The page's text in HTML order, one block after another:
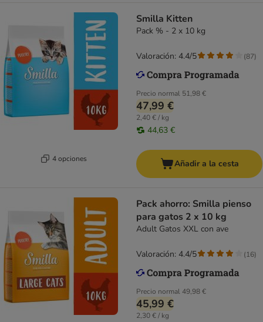
4 opciones
Smilla Kitten
Pack % - 2 x 10 kg
Precio normal 51,98 €
47,99 €
2,40 € / kg
44,63 €
Valoración: 4.4/5 (87)
Añadir a la cesta
Pack ahorro: Smilla pienso
para gatos 2 x 10 kg
Adult Gatos XXL con ave
Precio normal49,98 €
45,99 €
2,30 € / kg
Valoración: 4.4/5 (16)